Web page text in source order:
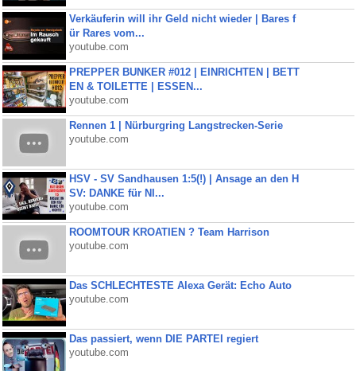
Verkäuferin will ihr Geld nicht wieder | Bares f
ür Rares vom...
youtube.com
PREPPER BUNKER #012 | EINRICHTEN | BETT
EN & TOILETTE | ESSEN...
youtube.com
Rennen 1 | Nürburgring Langstrecken-Serie
youtube.com
HSV - SV Sandhausen 1:5(!) | Ansage an den H
SV: DANKE für NI...
youtube.com
ROOMTOUR KROATIEN ? Team Harrison
youtube.com
Das SCHLECHTESTE Alexa Gerät: Echo Auto
youtube.com
Das passiert, wenn DIE PARTEI regiert
youtube.com